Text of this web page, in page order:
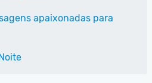
apaixonadas para